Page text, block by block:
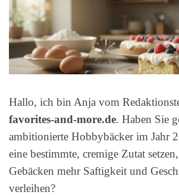
Hallo, ich bin Anja vom
favorites-and-more.de. Haben Sie
ambitionierte Hobbybäcker im Jahr
eine bestimmte, cremige Zutat
Gebäcken mehr Saftigkeit und
verleihen?